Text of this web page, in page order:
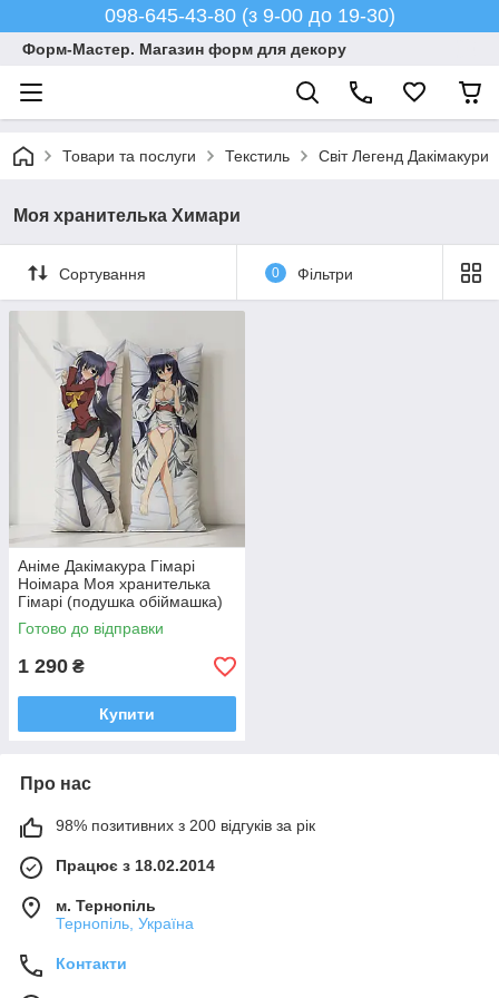
098-645-43-80 (з 9-00 до 19-30)
Форм-Мастер. Магазин форм для декору
Товари та послуги Текстиль Світ Легенд Дакімакури
Моя хранителька Химари
Сортування 0 Фільтри
Аніме Дакімакура Гімарі
Ноімара Моя хранителька
Гімарі (подушка обіймашка)
120*40 см
Готово до відправки
1 290 ₴
Купити
Про нас
98% позитивних з 200 відгуків за рік
Працює з 18.02.2014
м. Тернопіль
Тернопіль, Україна
Контакти